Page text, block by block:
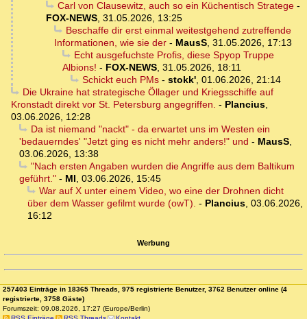
Carl von Clausewitz, auch so ein Küchentisch Stratege-
FOX-NEWS, 31.05.2026, 13:25
Beschaffe dir erst einmal weitestgehend zutreffende
Informationen, wie sie der - MausS, 31.05.2026, 17:13
Echt ausgefuchste Profis, diese Spyop Truppe
Albions! - FOX-NEWS, 31.05.2026, 18:11
Schickt euch PMs- stokk', 01.06.2026, 21:14
Die Ukraine hat strategische Öllager und Kriegsschiffe auf
Kronstadt direkt vor St. Petersburg angegriffen. - Plancius,
03.06.2026, 12:28
Da ist niemand "nackt" - da erwartet uns im Westen ein
'bedauerndes' "Jetzt ging es nicht mehr anders!" und - MausS,
03.06.2026, 13:38
"Nach ersten Angaben wurden die Angriffe aus dem Baltikum
geführt." - MI, 03.06.2026, 15:45
War auf X unter einem Video, wo eine der Drohnen dicht
über dem Wasser gefilmt wurde (owT). - Plancius, 03.06.2026,
16:12
Werbung
257403 Einträge in 18365 Threads, 975 registrierte Benutzer, 3762 Benutzer online (4
registrierte, 3758 Gäste)
Forumszeit: 09.08.2026, 17:27 (Europe/Berlin)